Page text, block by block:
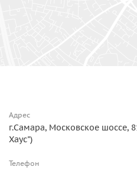
Адрес
г.Самара, Московское шоссе,
Хаус")
Телефон